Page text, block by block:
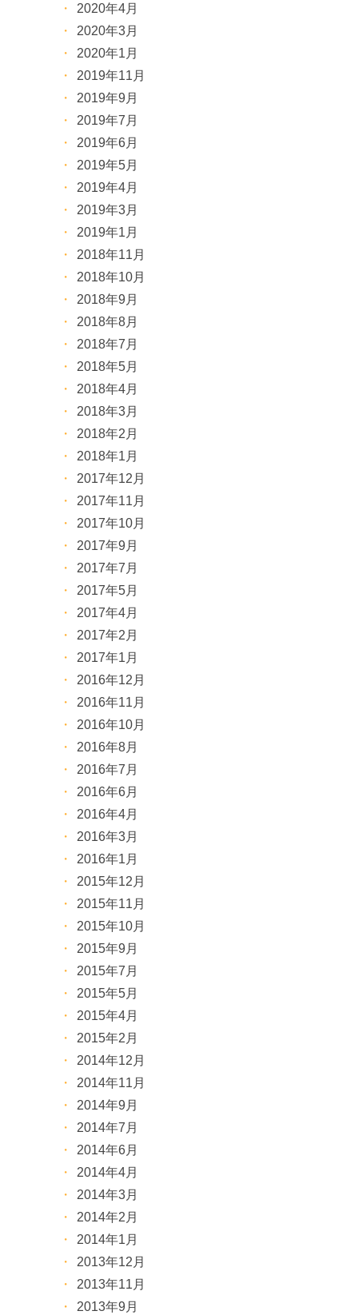
2020年4月
2020年3月
2020年1月
2019年11月
2019年9月
2019年7月
2019年6月
2019年5月
2019年4月
2019年3月
2019年1月
2018年11月
2018年10月
2018年9月
2018年8月
2018年7月
2018年5月
2018年4月
2018年3月
2018年2月
2018年1月
2017年12月
2017年11月
2017年10月
2017年9月
2017年7月
2017年5月
2017年4月
2017年2月
2017年1月
2016年12月
2016年11月
2016年10月
2016年8月
2016年7月
2016年6月
2016年4月
2016年3月
2016年1月
2015年12月
2015年11月
2015年10月
2015年9月
2015年7月
2015年5月
2015年4月
2015年2月
2014年12月
2014年11月
2014年9月
2014年7月
2014年6月
2014年4月
2014年3月
2014年2月
2014年1月
2013年12月
2013年11月
2013年9月